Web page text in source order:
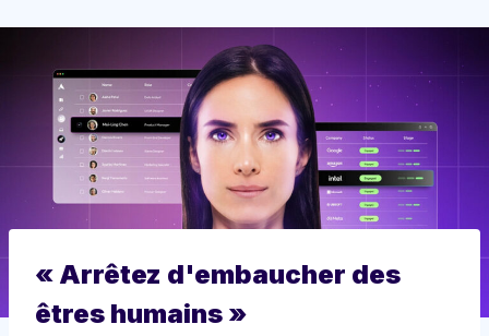
« Arrêtez d'embaucher des
êtres humains »